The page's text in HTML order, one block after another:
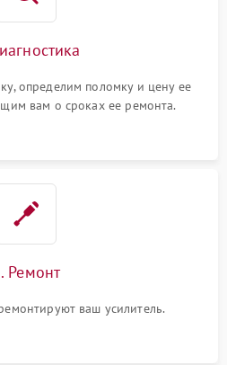
определим поломку и цену ее
вам о сроках ее ремонта.
Ремонт
ваш усилитель.